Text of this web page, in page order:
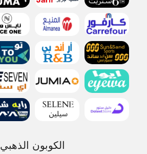
الكوبون الذهبي